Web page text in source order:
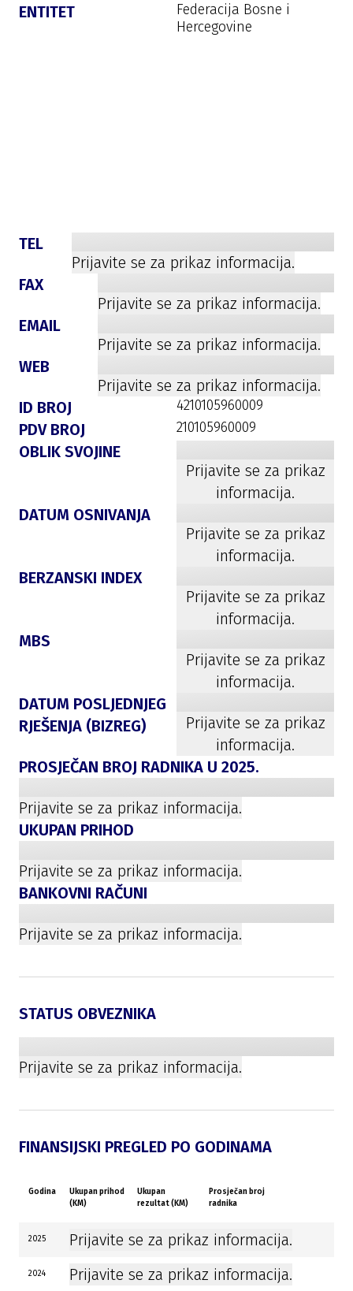
ENTITET
Federacija Bosne i
Hercegovine
TEL
Prijavite se za prikaz informacija.
FAX
Prijavite se za prikaz informacija.
EMAIL
Prijavite se za prikaz informacija.
WEB
Prijavite se za prikaz informacija.
ID BROJ
4210105960009
PDV BROJ 210105960009
OBLIK SVOJINE
Prijavite se za prikaz
informacija.
DATUM OSNIVANJA
Prijavite se za prikaz
informacija.
BERZANSKI INDEX
Prijavite se za prikaz
informacija.
MBS
Prijavite se za prikaz
informacija.
DATUM POSLJEDNJEG
RJEŠENJA (BIZREG)
Prijavite se za prikaz
informacija.
PROSJEČAN BROJ RADNIKA U 2025.
Prijavite se za prikaz informacija.
UKUPAN PRIHOD
Prijavite se za prikaz informacija.
BANKOVNI RAČUNI
Prijavite se za prikaz informacija.
STATUS OBVEZNIKA
Prijavite se za prikaz informacija.
FINANSIJSKI PREGLED PO GODINAMA
Godina
Ukupan prihod
(KM)
Ukupan
rezultat (KM)
Prosječan broj
radnika
2025 Prijavite se za prikaz informacija.
2024 Prijavite se za prikaz informacija.